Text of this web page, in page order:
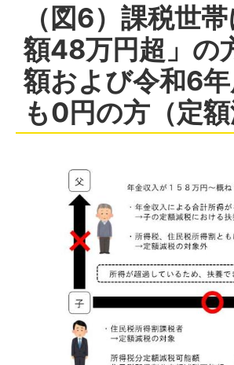
（図6）課税世
額48万円超」の
額および令和6
も0円の方（定